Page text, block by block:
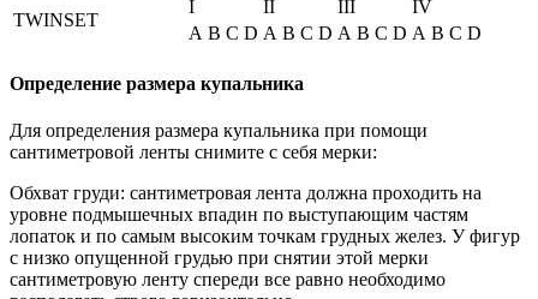
TWINSET
I II III
IV
A B C D A B C D A B C D A B C D
Определение размера купальника
Для определения размера купальника при помощи
сантиметровой ленты снимите с себя мерки:
Обхват груди: сантиметровая лента должна проходить на
уровне подмышечных впадин по выступающим частям
лопаток и по самым высоким точкам грудных желез. У фигур
с низко опущенной грудью при снятии этой мерки
сантиметровую ленту спереди все равно необходимо